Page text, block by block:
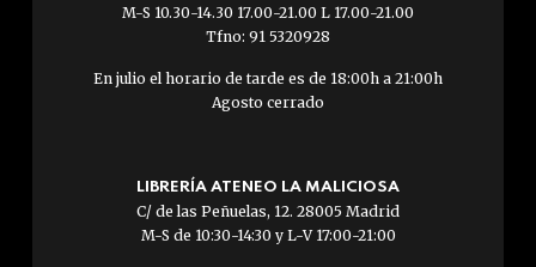
M-S 10.30-14.30 17.00-21.00 L 17.00-21.00
Tfno: 91 5320928
En julio el horario de tarde es de 18:00h a 21:00h
Agosto cerrado
LIBRERÍA ATENEO LA MALICIOSA
C/ de las Peñuelas, 12. 28005 Madrid
M-S de 10:30-14:30 y L-V 17:00-21:00